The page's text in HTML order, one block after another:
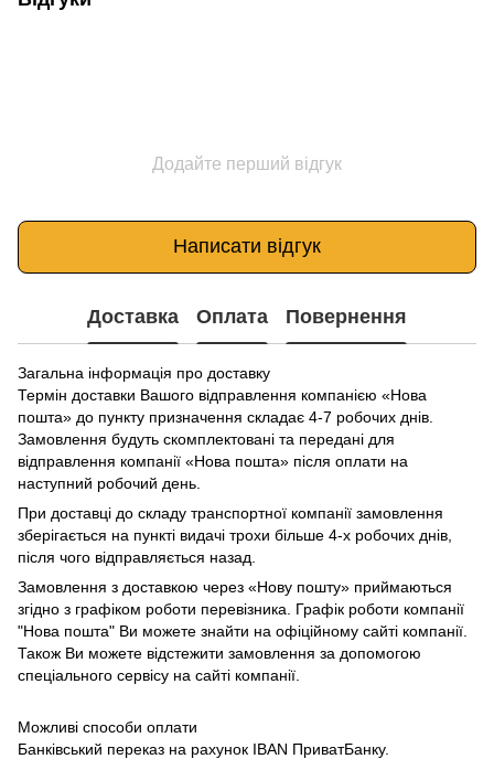
Додайте перший відгук
Написати відгук
Доставка Оплата Повернення
Загальна інформація про доставку
Термін доставки Вашого відправлення компанією «Нова
пошта» до пункту призначення складає 4-7 робочих днів.
Замовлення будуть скомплектовані та передані для
відправлення компанії «Нова пошта» після оплати на
наступний робочий день.
При доставці до складу транспортної компанії замовлення
зберігається на пункті видачі трохи більше 4-х робочих днів,
після чого відправляється назад.
Замовлення з доставкою через «Нову пошту» приймаються
згідно з графіком роботи перевізника. Графік роботи компанії
"Нова пошта" Ви можете знайти на офіційному сайті компанії.
Також Ви можете відстежити замовлення за допомогою
спеціального сервісу на сайті компанії.
Можливі способи оплати
Банківський переказ на рахунок IBAN ПриватБанку.